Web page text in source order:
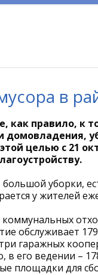
в
как правило, к
домовладения,
целью с 21
большой уборки,
у жителей
обслуживает
гаражных
его ведении –
площадки для